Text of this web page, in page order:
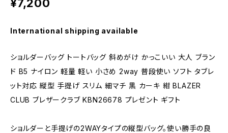
¥7,200
International shipping available
ショルダーバッグ トートバッグ 斜めがけ かっこいい 大人 ブラン
ド B5 ナイロン 軽量 軽い 小さめ 2way 普段使い ソフト タブレ
ット対応 縦型 手提げ スリム 細マチ 黒 カーキ 紺 BLAZER
CLUB ブレザークラブ KBN26678 プレゼント ギフト
ショルダーと手提げの2WAYタイプの縦型バッグ。使い勝手の良